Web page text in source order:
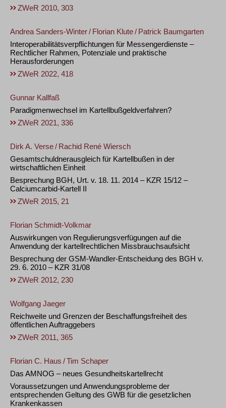
ZWeR 2010, 303
Andrea Sanders-Winter/ Florian Klute/ Patrick Baumgarten
Interoperabilitätsverpflichtungen für Messengerdienste –
Rechtlicher Rahmen, Potenziale und praktische
Herausforderungen
ZWeR 2022, 418
Gunnar Kallfaß
Paradigmenwechsel im Kartellbußgeldverfahren?
ZWeR 2021, 336
Dirk A. Verse/ Rachid René Wiersch
Gesamtschuldnerausgleich für Kartellbußen in der
wirtschaftlichen Einheit
Besprechung BGH, Urt. v. 18. 11. 2014 – KZR 15/12 –
Calciumcarbid-Kartell II
ZWeR 2015, 21
Florian Schmidt-Volkmar
Auswirkungen von Regulierungsverfügungen auf die
Anwendung der kartellrechtlichen Missbrauchsaufsicht
Besprechung der GSM-Wandler-Entscheidung des BGH v.
29. 6. 2010 – KZR 31/08
ZWeR 2012, 230
Wolfgang Jaeger
Reichweite und Grenzen der Beschaffungsfreiheit des
öffentlichen Auftraggebers
ZWeR 2011, 365
Florian C. Haus /Tim Schaper
Das AMNOG – neues Gesundheitskartellrecht
Voraussetzungen und Anwendungsprobleme der
entsprechenden Geltung des GWB für die gesetzlichen
Krankenkassen